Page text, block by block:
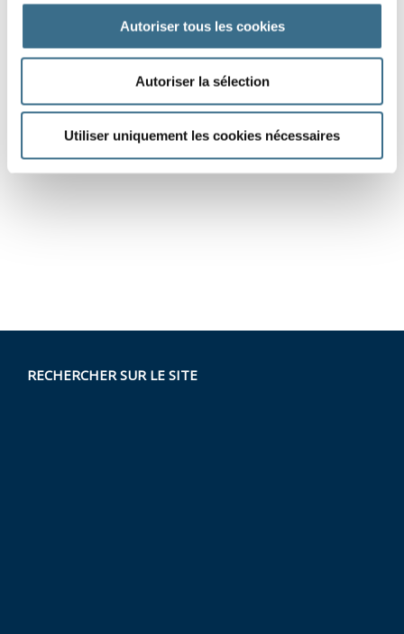
Autoriser tous les cookies
Autoriser la sélection
Utiliser uniquement les cookies nécessaires
RECHERCHER SUR LE SITE